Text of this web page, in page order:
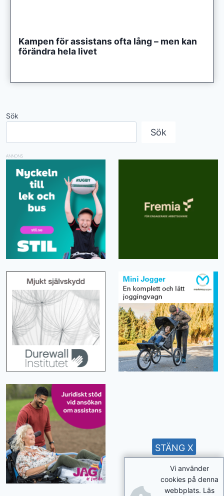
Kampen för assistans ofta lång – men kan
förändra hela livet
Sök
Sök
ANNONS
Vi använder
cookies på denna
webbplats. Läs
STÄNG X